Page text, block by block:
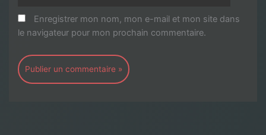
Enregistrer mon nom, mon e-mail et mon site dans
le navigateur pour mon prochain commentaire.